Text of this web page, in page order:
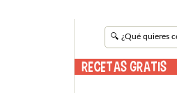
RECETAS GRATIS